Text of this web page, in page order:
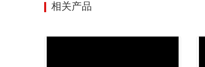
相关产品